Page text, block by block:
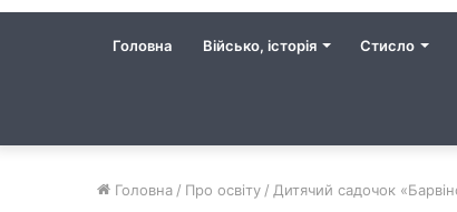
Головна Військо, історія Стисло
Головна / Про освіту / Дитячий садочок